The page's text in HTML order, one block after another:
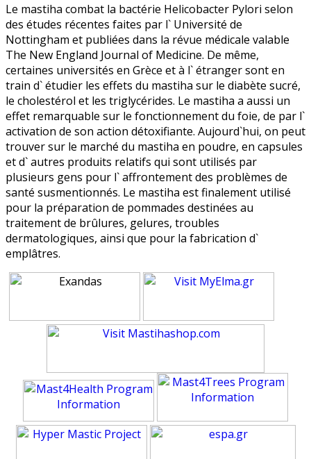
Le mastiha combat la bactérie Helicobacter Pylori selon
des études récentes faites par l` Université de
Nottingham et publiées dans la révue médicale valable
The New England Journal of Medicine. De même,
certaines universités en Grèce et à l` étranger sont en
train d` étudier les effets du mastiha sur le diabète sucré,
le cholestérol et les triglycérides. Le mastiha a aussi un
effet remarquable sur le fonctionnement du foie, de par l`
activation de son action détoxifiante. Aujourd`hui, on peut
trouver sur le marché du mastiha en poudre, en capsules
et d` autres produits relatifs qui sont utilisés par
plusieurs gens pour l` affrontement des problèmes de
santé susmentionnés. Le mastiha est finalement utilisé
pour la préparation de pommades destinées au
traitement de brûlures, gelures, troubles
dermatologiques, ainsi que pour la fabrication d`
emplâtres.